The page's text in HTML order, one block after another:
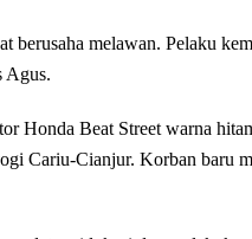
berusaha melawan. Pelaku
Agus.
Honda Beat Street warna
Cariu-Cianjur. Korban baru